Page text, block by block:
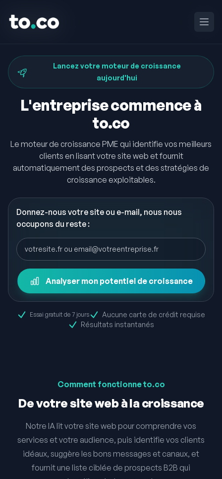
to.co
to.co
Lancez votre moteur de croissance
aujourd'hui
L'entreprise commence à
to.co
Le moteur de croissance PME qui identifie vos meilleurs
clients en lisant votre site web et fournit
automatiquement des prospects et des stratégies de
croissance exploitables.
Donnez-nous votre site ou e-mail, nous nous
occupons du reste :
Analyser mon potentiel de croissance
Essai gratuit de 7 jours
Aucune carte de crédit requise
Résultats instantanés
Comment fonctionne to.co
De votre site web à la croissance
Notre IA lit votre site web pour comprendre vos
services et votre audience, puis identifie vos clients
idéaux, suggère les bons messages et canaux, et
fournit une liste ciblée de prospects B2B qui